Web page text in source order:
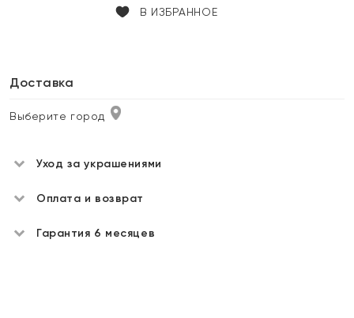
В ИЗБРАННОЕ
Доставка
Выберите город
Уход за украшениями
Оплата и возврат
Гарантия 6 месяцев